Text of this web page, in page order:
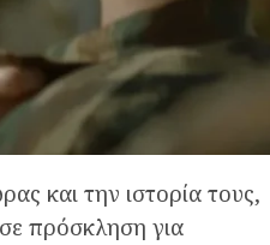
και την ιστορία τους,
πρόσκληση για